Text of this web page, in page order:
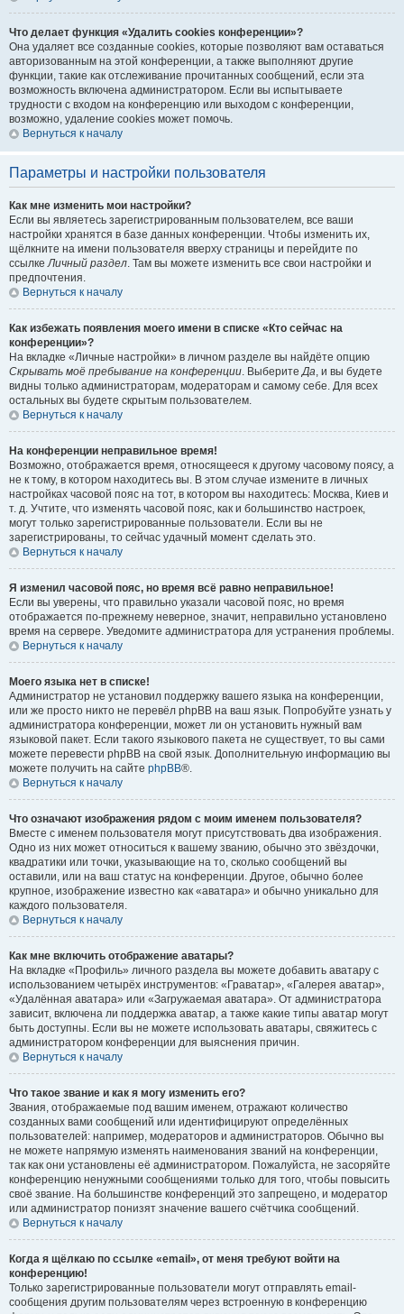
Что делает функция «Удалить cookies конференции»?
Она удаляет все созданные cookies, которые позволяют вам оставаться
авторизованным на этой конференции, а также выполняют другие
функции, такие как отслеживание прочитанных сообщений, если эта
возможность включена администратором. Если вы испытываете
трудности с входом на конференцию или выходом с конференции,
возможно, удаление cookies может помочь.
Вернуться к началу
Параметры и настройки пользователя
Как мне изменить мои настройки?
Если вы являетесь зарегистрированным пользователем, все ваши
настройки хранятся в базе данных конференции. Чтобы изменить их,
щёлкните на имени пользователя вверху страницы и перейдите по
ссылкеЛичный раздел. Там вы можете изменить все свои настройки и
предпочтения.
Вернуться к началу
Как избежать появления моего имени в списке «Кто сейчас на
конференции»?
На вкладке «Личные настройки» в личном разделе вы найдёте опцию
Скрывать моё пребывание на конференции. ВыберитеДа, и вы будете
видны только администраторам, модераторам и самому себе. Для всех
остальных вы будете скрытым пользователем.
Вернуться к началу
На конференции неправильное время!
Возможно, отображается время, относящееся к другому часовому поясу, а
не к тому, в котором находитесь вы. В этом случае измените в личных
настройках часовой пояс на тот, в котором вы находитесь: Москва, Киев и
т. д. Учтите, что изменять часовой пояс, как и большинство настроек,
могут только зарегистрированные пользователи. Если вы не
зарегистрированы, то сейчас удачный момент сделать это.
Вернуться к началу
Я изменил часовой пояс, но время всё равно неправильное!
Если вы уверены, что правильно указали часовой пояс, но время
отображается по-прежнему неверное, значит, неправильно установлено
время на сервере. Уведомите администратора для устранения проблемы.
Вернуться к началу
Моего языка нет в списке!
Администратор не установил поддержку вашего языка на конференции,
или же просто никто не перевёл phpBB на ваш язык. Попробуйте узнать у
администратора конференции, может ли он установить нужный вам
языковой пакет. Если такого языкового пакета не существует, то вы сами
можете перевести phpBB на свой язык. Дополнительную информацию вы
можете получить на сайте phpBB®.
Вернуться к началу
Что означают изображения рядом с моим именем пользователя?
Вместе с именем пользователя могут присутствовать два изображения.
Одно из них может относиться к вашему званию, обычно это звёздочки,
квадратики или точки, указывающие на то, сколько сообщений вы
оставили, или на ваш статус на конференции. Другое, обычно более
крупное, изображение известно как «аватара» и обычно уникально для
каждого пользователя.
Вернуться к началу
Как мне включить отображение аватары?
На вкладке «Профиль» личного раздела вы можете добавить аватару с
использованием четырёх инструментов: «Граватар», «Галерея аватар»,
«Удалённая аватара» или «Загружаемая аватара». От администратора
зависит, включена ли поддержка аватар, а также какие типы аватар могут
быть доступны. Если вы не можете использовать аватары, свяжитесь с
администратором конференции для выяснения причин.
Вернуться к началу
Что такое звание и как я могу изменить его?
Звания, отображаемые под вашим именем, отражают количество
созданных вами сообщений или идентифицируют определённых
пользователей: например, модераторов и администраторов. Обычно вы
не можете напрямую изменять наименования званий на конференции,
так как они установлены её администратором. Пожалуйста, не засоряйте
конференцию ненужными сообщениями только для того, чтобы повысить
своё звание. На большинстве конференций это запрещено, и модератор
или администратор понизят значение вашего счётчика сообщений.
Вернуться к началу
Когда я щёлкаю по ссылке «email», от меня требуют войти на
конференцию!
Только зарегистрированные пользователи могут отправлять email-
сообщения другим пользователям через встроенную в конференцию